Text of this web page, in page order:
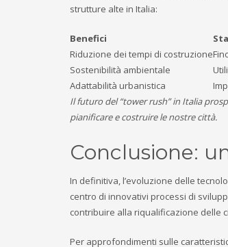
strutture alte in Italia:
Benefici
Riduzione dei tempi di costruzione
Sostenibilità ambientale
Adattabilità urbanistica
Il futuro del “tower rush” in Italia
pianificare e costruire le nostre città.
Conclusione:
In definitiva, l’evoluzione delle
centro di innovativi processi di
contribuire alla riqualificazione delle
Per approfondimenti sulle